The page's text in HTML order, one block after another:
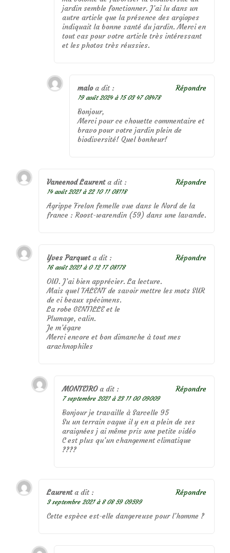
jardin semble fonctionner. J’ai lu dans un
autre article que la présence des argiopes
indiquait la bonne santé du jardin. Merci en
tout cas pour votre article très intéressant
et les photos très réussies.
malo a dit :
19 août 2024 à 15 03 47 08478
Bonjour,
Merci pour ce chouette commentaire et
bravo pour votre jardin plein de
biodiversité! Quel bonheur!
Répondre
Vaneenod Laurent a dit :
14 août 2021 à 22 10 11 08118
Agrippe Frelon femelle vue dans le Nord de la
france : Roost-warendin (59) dans une lavande.
Répondre
Yves Parquet a dit :
16 août 2021 à 0 12 17 08178
OUI. J’ai bien apprécier. La lecture.
Mais quel TALENT de savoir mettre les mots SUR
de ci beaux spécimens.
La robe GENTILLE et le
Plumage, calin.
Je m’égare
Merci encore et bon dimanche à tout mes
arachnophiles
Répondre
MONTEIRO a dit :
7 septembre 2021 à 23 11 00 09009
Bonjour je travaille à Sarcelle 95
Su un terrain vague il y en a plein de ses
araignées j ai même pris une petite vidéo
C est plus qu’un changement climatique
????
Répondre
Laurent a dit :
3 septembre 2021 à 8 08 59 09599
Cette espèce est-elle dangereuse pour l’homme ?
Répondre